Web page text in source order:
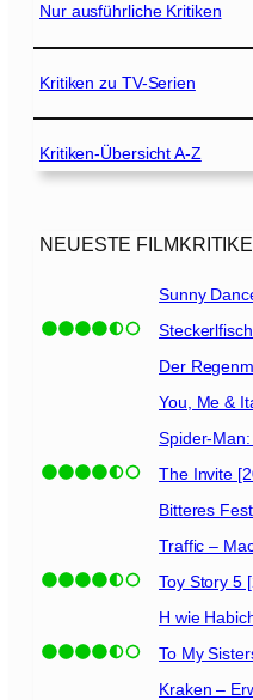
ö
d
l
h
e
e
a
0
Nur ausführliche Kritiken
Kritiken zu TV-Serien
Kritiken-Übersicht A-Z
NEUESTE
Sunny
Der
You, Me &
Spider-
The Invite
Bitteres
Traffic –
Toy Story 5
H wie
To My
Kraken –